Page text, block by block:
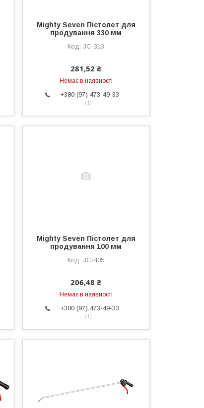
Mighty Seven Пістолет для
продування 330 мм
JC-313
281,52 ₴
Немає в наявності
+380 (97) 473-49-33
1
Mighty Seven Пістолет для
продування 100 мм
JC-405
206,48 ₴
Немає в наявності
+380 (97) 473-49-33
1